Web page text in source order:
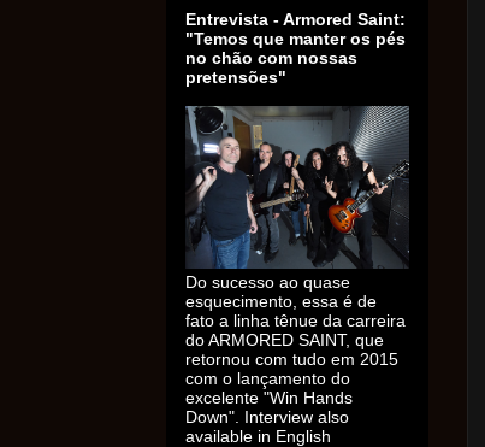
Entrevista - Armored Saint:
"Temos que manter os pés
no chão com nossas
pretensões"
Do sucesso ao quase
esquecimento, essa é de
fato a linha tênue da carreira
do ARMORED SAINT, que
retornou com tudo em 2015
com o lançamento do
excelente "Win Hands
Down". Interview also
available in English